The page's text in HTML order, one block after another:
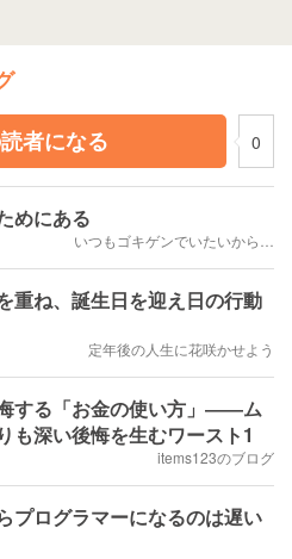
者になる
0
めにある
いつもゴキゲンでいたいから…
重ね、誕生日を迎え日の行動
定年後の人生に花咲かせよう
する「お金の使い方」――ム
も深い後悔を生むワースト1
items123のブログ
プログラマーになるのは遅い